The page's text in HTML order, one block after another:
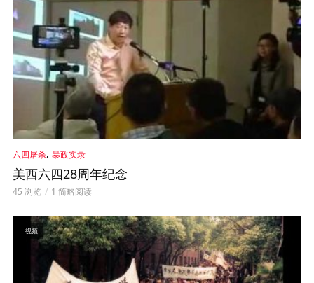
六四屠杀, 暴政实录
美西六四28周年纪念
45 浏览 1 简略阅读
视频